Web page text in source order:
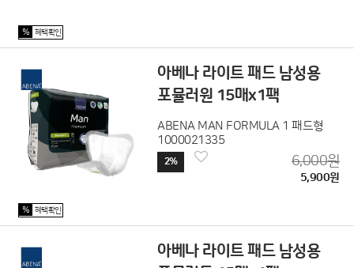
% 혜택확인
아베나 라이트 패드 남성용
포뮬러원 15매x1팩
ABENA MAN FORMULA 1 패드형
1000021335
2% 6,000원
5,900원
% 혜택확인
아베나 라이트 패드 남성용